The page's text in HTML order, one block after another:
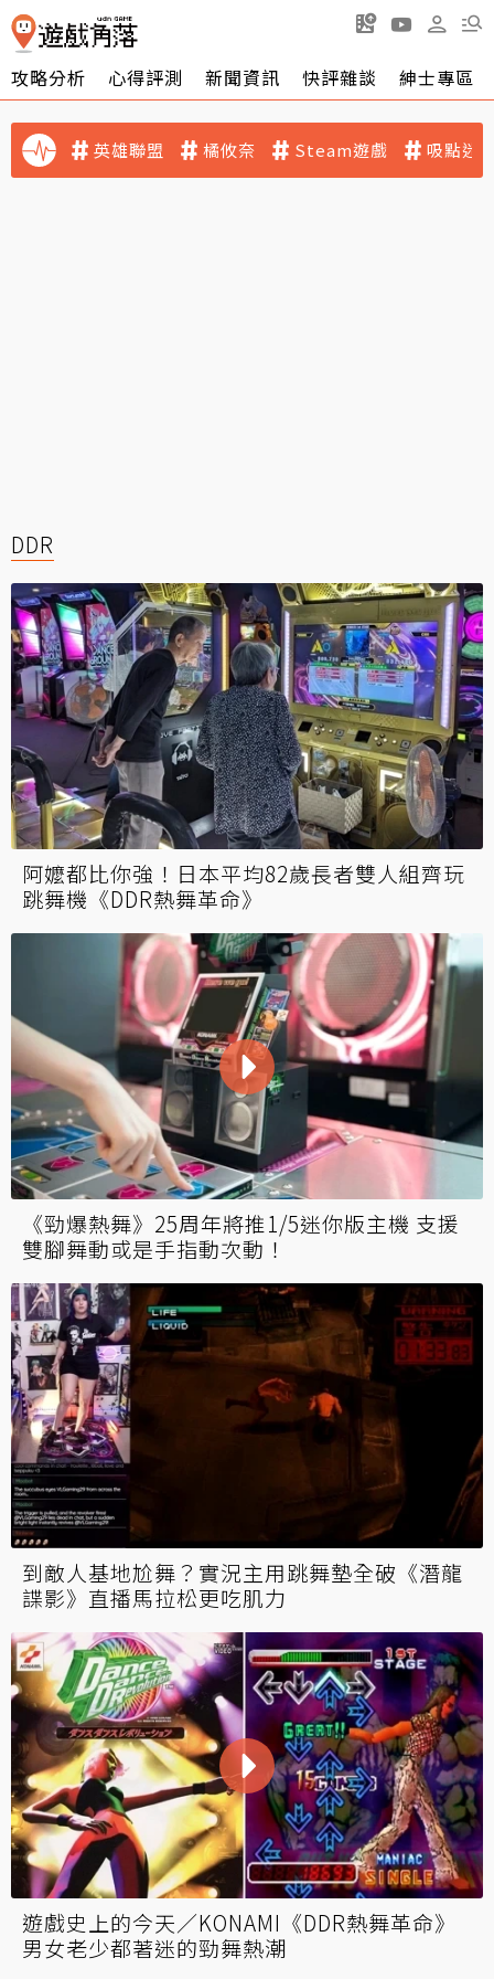
攻略分析 心得評測 新聞資訊 快評雜談 紳士專區
英雄聯盟 橘攸奈 Steam遊戲 吸點迷
DDR
阿嬤都比你強！日本平均82歲長者雙人組齊玩
跳舞機《DDR熱舞革命》
《勁爆熱舞》25周年將推1/5迷你版主機 支援
雙腳舞動或是手指動次動！
到敵人基地尬舞？實況主用跳舞墊全破《潛龍
諜影》直播馬拉松更吃肌力
遊戲史上的今天／KONAMI《DDR熱舞革命》
男女老少都著迷的勁舞熱潮